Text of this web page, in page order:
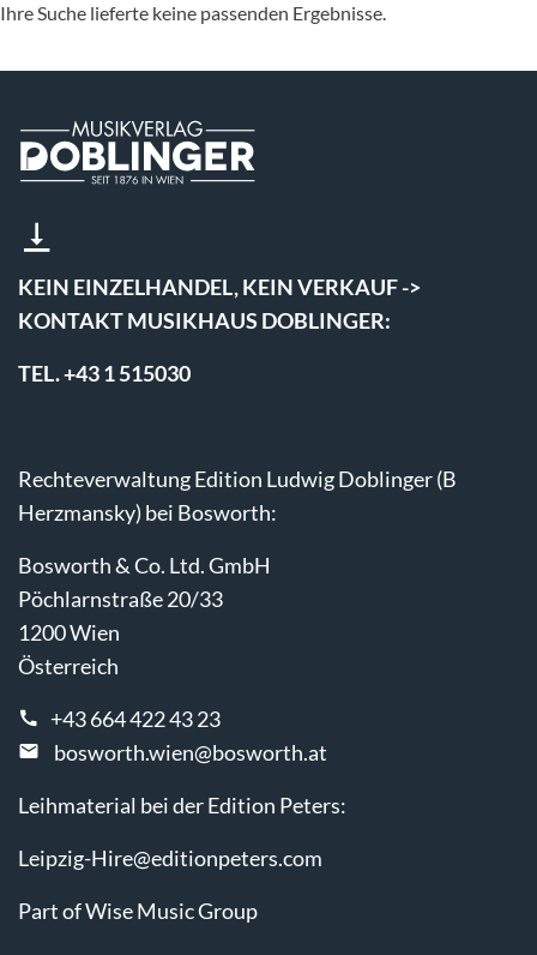
Ihre Suche lieferte keine passenden Ergebnisse.
KEIN EINZELHANDEL, KEIN VERKAUF ->
KONTAKT MUSIKHAUS DOBLINGER:
TEL. +43 1 515030
Rechteverwaltung Edition Ludwig Doblinger (B
Herzmansky) bei Bosworth:
Bosworth & Co. Ltd. GmbH
Pöchlarnstraße 20/33
1200 Wien
Österreich
+43 664 422 43 23
bosworth.wien@bosworth.at
Leihmaterial bei der Edition Peters:
Leipzig-Hire@editionpeters.com
Part of Wise Music Group